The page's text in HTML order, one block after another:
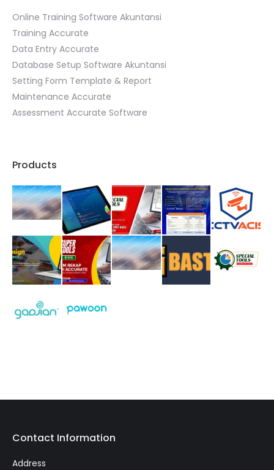
Online Training Software Akuntansi
Training Accurate
Data Entry Accurate
Database Setup Software Akuntansi
Setting Form Template & Report
Maintenance Accurate
Assessment Accurate Software
Products
Contact Information
Address